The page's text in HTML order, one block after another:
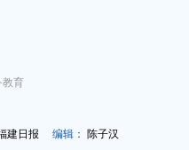
教育
建日报 编辑： 陈子汉